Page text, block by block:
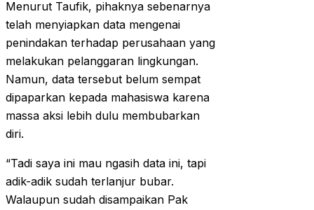
Menurut Taufik, pihaknya sebenarnya
telah menyiapkan data mengenai
penindakan terhadap perusahaan yang
melakukan pelanggaran lingkungan.
Namun, data tersebut belum sempat
dipaparkan kepada mahasiswa karena
massa aksi lebih dulu membubarkan
diri.
“Tadi saya ini mau ngasih data ini, tapi
adik-adik sudah terlanjur bubar.
Walaupun sudah disampaikan Pak